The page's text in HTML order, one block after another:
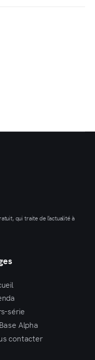
qui traite de l’actualité à
série
Alpha
contacter